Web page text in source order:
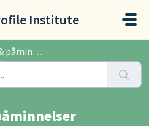
Institute